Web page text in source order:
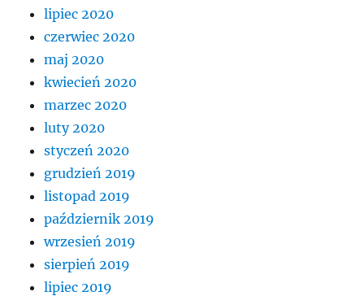
lipiec 2020
czerwiec 2020
maj 2020
kwiecień 2020
marzec 2020
luty 2020
styczeń 2020
grudzień 2019
listopad 2019
październik 2019
wrzesień 2019
sierpień 2019
lipiec 2019